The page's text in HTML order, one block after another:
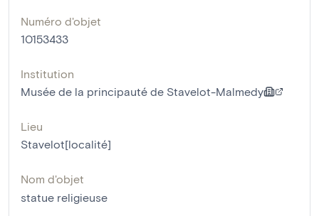
Numéro d'objet
10153433
Institution
Musée de la principauté de Stavelot-Malmedy
Lieu
Stavelot[localité]
Nom d'objet
statue religieuse